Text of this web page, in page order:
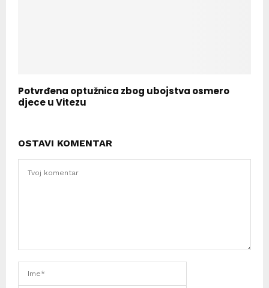
Potvrđena optužnica zbog ubojstva osmero
djece u Vitezu
OSTAVI KOMENTAR